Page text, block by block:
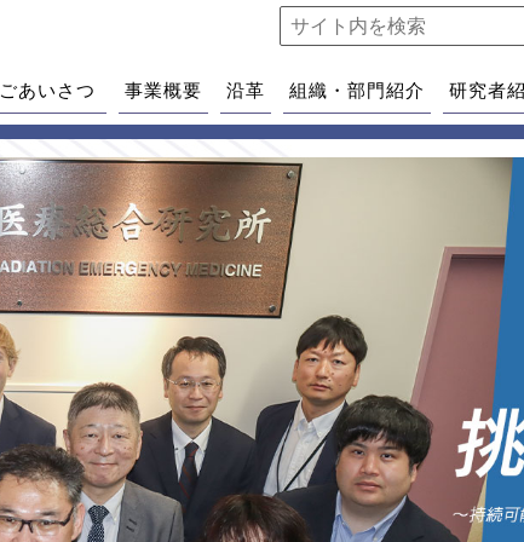
ごあいさつ 事業概要 沿革 組織・部門紹介 研究者